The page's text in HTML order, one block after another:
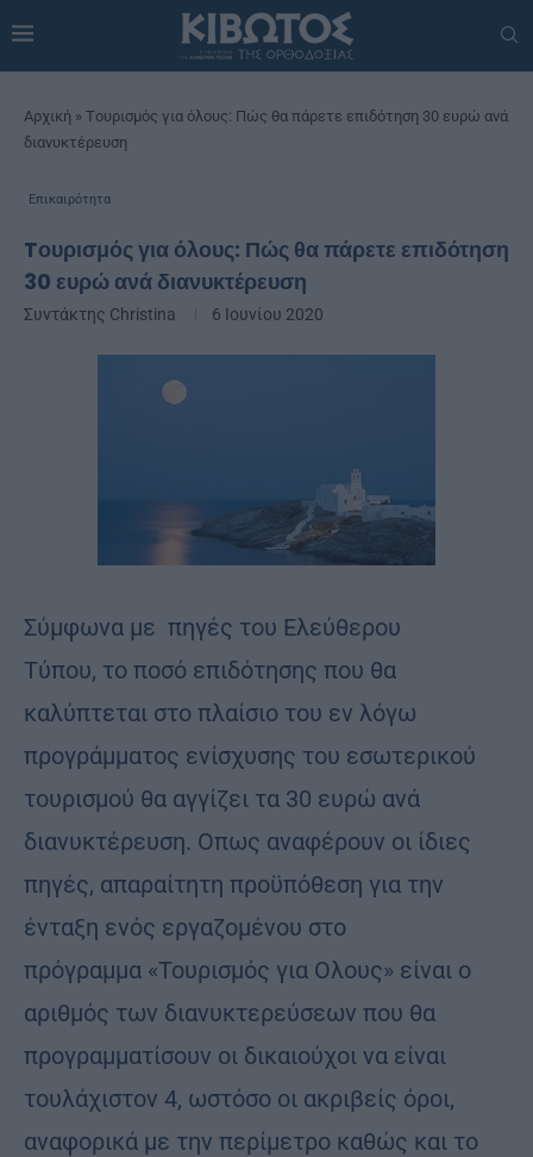
Αρχική » Tουρισμός για όλους: Πώς θα πάρετε επιδότηση 30 ευρώ ανά
διανυκτέρευση
Επικαιρότητα
Tουρισμός για όλους: Πώς θα πάρετε επιδότηση
30 ευρώ ανά διανυκτέρευση
Συντάκτης Christina 6 Ιουνίου 2020
Σύμφωνα με πηγές του Ελεύθερου
Τύπου, το ποσό επιδότησης που θα
καλύπτεται στο πλαίσιο του εν λόγω
προγράμματος ενίσχυσης του εσωτερικού
τουρισμού θα αγγίζει τα 30 ευρώ ανά
διανυκτέρευση. Οπως αναφέρουν οι ίδιες
πηγές, απαραίτητη προϋπόθεση για την
ένταξη ενός εργαζομένου στο
πρόγραμμα «Τουρισμός για Ολους» είναι ο
αριθμός των διανυκτερεύσεων που θα
προγραμματίσουν οι δικαιούχοι να είναι
τουλάχιστον 4, ωστόσο οι ακριβείς όροι,
αναφορικά με την περίμετρο καθώς και το